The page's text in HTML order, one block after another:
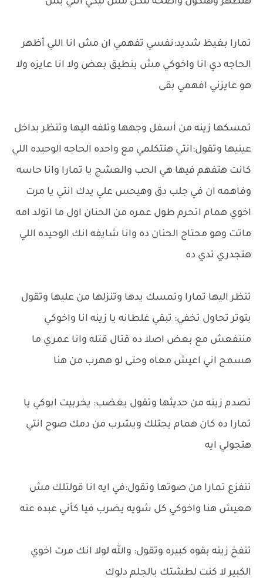
تمارا بغيظ شديد:نفسي تفهمي ان مش انا اللي أظهر
الحاجه دي انا واخوكي مش بنطيق بعض ولا انا عايزه ولا
هو عايزني افهمي بقى
تمسكها زينه من أسفل وجهها وتلفه اليها وتنظر بداخل
عينيها وتقول:انتي هتتكلمي مع واحده الحاجه الوحيده اللي
كانت هتفهم فيها هي الحب والعشج يا تمارا وانا حاسه
وفاهمه ان في جلب دق وهيحس علي يدك انتي يا مرت
اخوي همام اتحرم طول عمره من الحنان اول ما اتولد امه
ماتت وهو محتاج الحنان ده وانا شايفه انك الوحيده اللي
هتجدري تدي ده
تنظر اليها تمارا وتمسك يدها وتنزلها من عليها وتقول
بتوتر تحاول تخفي: تبقي غلطانه يا زينه انا واخوكي
مننفعش مع بعض اصلا ده قتال قتله وانا عمري ما
هسمح اني اعيش معاه وحتى لو ههرب من هنا
تصدم زينه من حديثها وتقول بغضب: يخربيت ابوكي يا
تمارا ده كان همام يجتلك ويشرب من دمك صوح انتي
هتجولي ايه
تنفزع تمارا من صوتها وتقول:في ايه انا قولتلك مش
هعيش هنا واخوكي كل شويه يضرب فيا كأني عبده عنه
تنفخ زينه بقوه كبيره وتقول: والله لولا انك مرت اخوي
الكبير لا كنت لطشتك بالجلم دلوك